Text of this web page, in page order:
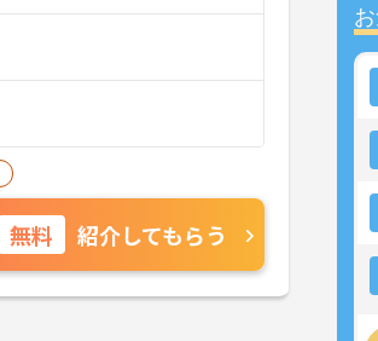
無料 紹介してもらう